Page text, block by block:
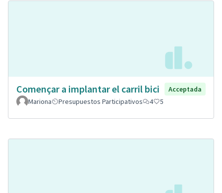
Començar a implantar el carril bici
Acceptada
Mariona
Presupuestos Participativos 4 5